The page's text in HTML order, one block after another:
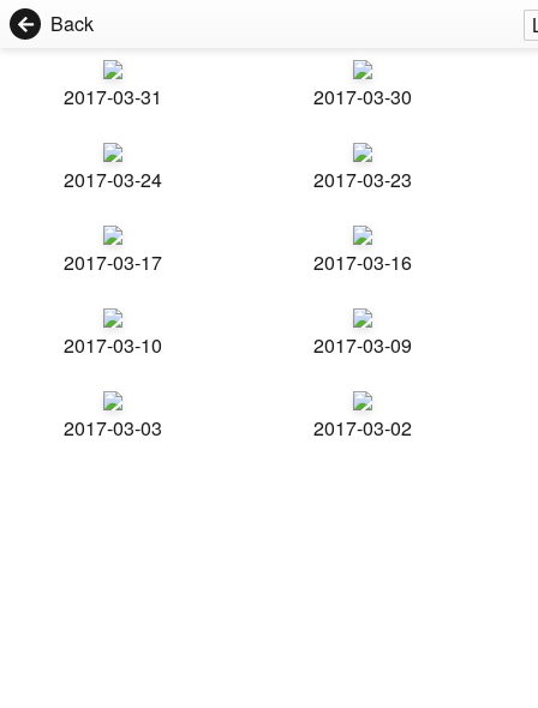
Back
2017-03-31 2017-03-30
2017-03-24 2017-03-23
2017-03-17 2017-03-16
2017-03-10 2017-03-09
2017-03-03 2017-03-02